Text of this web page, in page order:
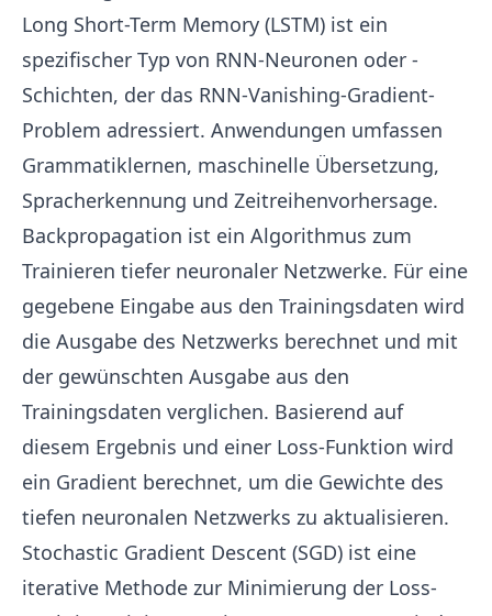
Long Short-Term Memory (LSTM) ist ein
spezifischer Typ von RNN-Neuronen oder -
Schichten, der das RNN-Vanishing-Gradient-
Problem adressiert. Anwendungen umfassen
Grammatiklernen, maschinelle Übersetzung,
Spracherkennung und Zeitreihenvorhersage.
Backpropagation ist ein Algorithmus zum
Trainieren tiefer neuronaler Netzwerke. Für eine
gegebene Eingabe aus den Trainingsdaten wird
die Ausgabe des Netzwerks berechnet und mit
der gewünschten Ausgabe aus den
Trainingsdaten verglichen. Basierend auf
diesem Ergebnis und einer Loss-Funktion wird
ein Gradient berechnet, um die Gewichte des
tiefen neuronalen Netzwerks zu aktualisieren.
Stochastic Gradient Descent (SGD) ist eine
iterative Methode zur Minimierung der Loss-